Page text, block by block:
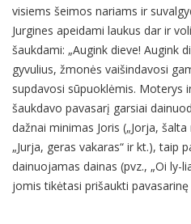
visiems šeimos nariams ir
Jurgines apeidami laukus dar ir
šaukdami: „Augink dieve! Augink
gyvulius, žmonės vaišindavosi
supdavosi sūpuoklėmis. Moterys
šaukdavo pavasarį garsiai
dažnai minimas Joris („Jorja, šalta
„Jurja, geras vakaras“ ir kt.), taip
dainuojamas dainas (pvz., „Oi ly-
jomis tikėtasi prišaukti pavasarinę